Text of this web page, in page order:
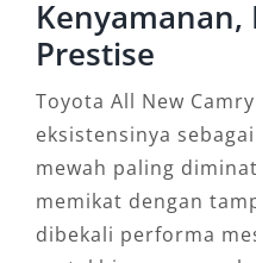
Kenyamanan,
Prestise
Toyota All New
eksistensinya
mewah paling
memikat dengan
dibekali performa